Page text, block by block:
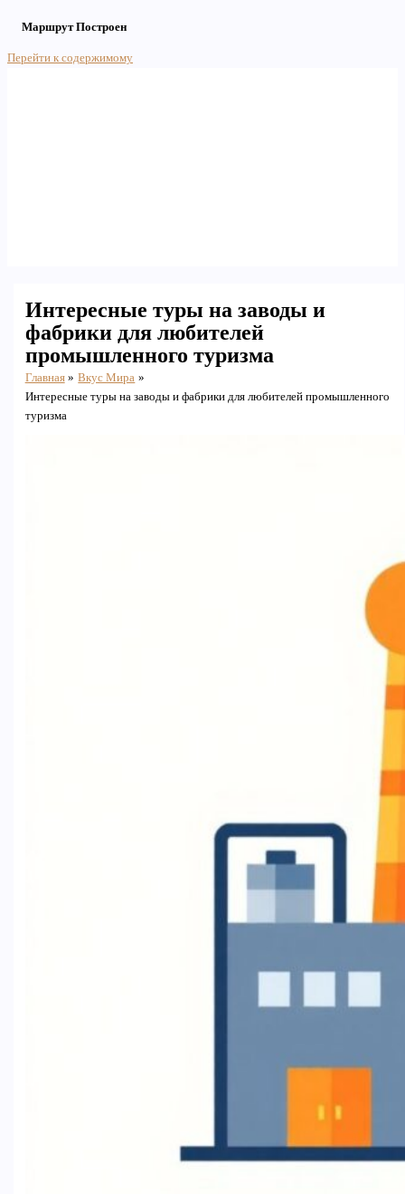
Маршрут Построен
Перейти к содержимому
Интересные туры на заводы и
фабрики для любителей
промышленного туризма
Главная
Вкус Мира
Интересные туры на заводы и фабрики для любителей промышленного
туризма